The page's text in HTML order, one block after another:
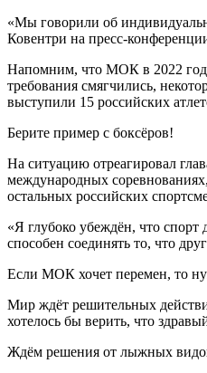
«Мы говорили об
Ковентри на
Напомним, что МОК в 2022 году
требования смягчились,
выступили 15 российских
Берите пример с боксёров!
На ситуацию отреагировал
международных
остальных российских
«Я глубоко убеждён, что
способен соединять то, что
Если МОК хочет перемен, то
Мир ждёт решительных
хотелось бы верить, что
Ждём решения от лыжных